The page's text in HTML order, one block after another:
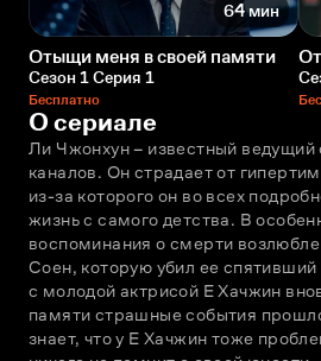
64 мин
Отыщи меня в своей памяти
Сезон 1 Серия 1
Бесплатно
О сериале
Ли Чжонхун – известный ведущий
каналов. Он страдает от
из-за которого он во всех
жизнь с самого детства. В
воспоминания о смерти
Соeн, которую убил ее
с молодой актрисой Е Хачжин
памяти страшные события
знает, что у Е Хачжин тоже